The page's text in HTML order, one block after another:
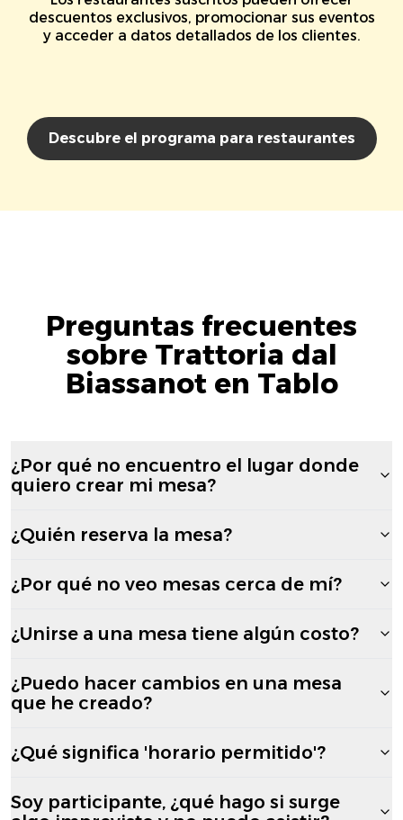
descuentos exclusivos, promocionar sus eventos
y acceder a datos detallados de los clientes.
Descubre el programa para restaurantes
Preguntas frecuentes
sobre Trattoria dal
Biassanot en Tablo
¿Por qué no encuentro el lugar donde
quiero crear mi mesa?
¿Quién reserva la mesa?
¿Por qué no veo mesas cerca de mí?
¿Unirse a una mesa tiene algún costo?
¿Puedo hacer cambios en una mesa
que he creado?
¿Qué significa 'horario permitido'?
Soy participante, ¿qué hago si surge